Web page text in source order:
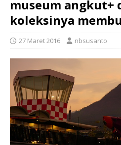
museum angkut+
koleksinya
27 Maret 2016 nbsusanto